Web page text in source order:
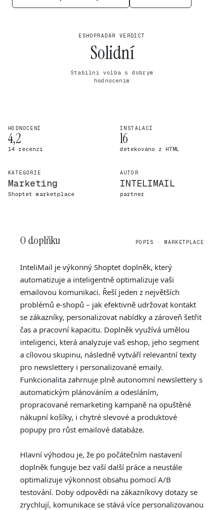
ESHOPRADAR VERDICT
Solidní
Stabilní volba s dobrým
hodnocením
HODNOCENÍ
4,2
14 recenzí
INSTALACÍ
16
detekováno z HTML
KATEGORIE
Marketing
Shoptet marketplace
AUTOR
INTELIMAIL
partner
O doplňku POPIS · MARKETPLACE
InteliMail je výkonný Shoptet doplněk, který
automatizuje a inteligentně optimalizuje vaši
emailovou komunikaci. Řeší jeden z největších
problémů e-shopů – jak efektivně udržovat kontakt
se zákazníky, personalizovat nabídky a zároveň šetřit
čas a pracovní kapacitu. Doplněk využívá umělou
inteligenci, která analyzuje vaš eshop, jeho segment
a cílovou skupinu, následně vytváří relevantní texty
pro newslettery i personalizované emaily.
Funkcionalita zahrnuje plně autonomní newslettery s
automatickým plánováním a odesláním,
propracované remarketing kampaně na opuštěné
nákupní košíky, i chytré slevové a produktové
popupy pro růst emailové databáze.
Hlavní výhodou je, že po počátečním nastavení
doplněk funguje bez vaší další práce a neustále
optimalizuje výkonnost obsahu pomocí A/B
testování. Doby odpovědi na zákazníkovy dotazy se
zrychlují, komunikace se stává více personalizovanou